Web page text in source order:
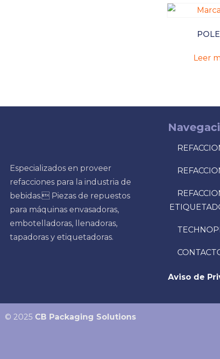
Leer
Especializados en proveer
refacciones para la industria de
bebidas. Piezas de repuestos
para máquinas envasadoras,
embotelladoras, llenadoras,
tapadoras y etiquetadoras.
Aviso de
© 2025 CB Packaging Solutions